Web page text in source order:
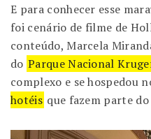
E para conhecer esse
foi cenário de filme de
conteúdo, Marcela
do Parque Nacional
complexo e se hospedou
hotéis que fazem parte